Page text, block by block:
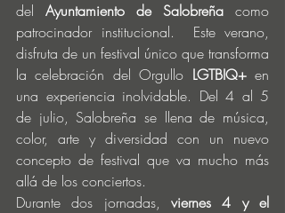
del Ayuntamiento de Salobreña como
patrocinador institucional.  Este verano,
disfruta de un festival único que transforma
la celebración del Orgullo LGTBIQ+ en
una experiencia inolvidable. Del 4 al 5
de julio, Salobreña se llena de música,
color, arte y diversidad con un nuevo
concepto de festival que va mucho más
allá de los conciertos.
Durante dos jornadas, viernes 4 y el